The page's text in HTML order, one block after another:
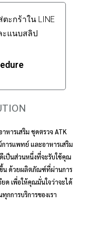
ะกร้าใน LINE
ะแนบสลิป
หารเสริม ชุดตรวจ ATK
ารแพทย์ และอาหารเสริม
เป็นส่วนหนึ่งที่จะรับใช้คุณ
น ด้วยผลิตภัณฑ์ที่ผ่านการ
ยด เพื่อให้คุณมั่นใจว่าจะได้
กการบริการของเรา